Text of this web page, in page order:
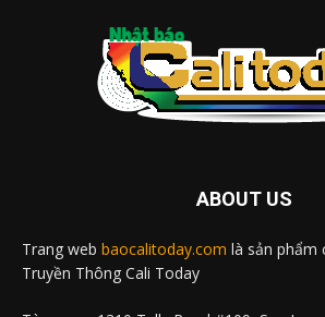
ABOUT US
Trang web baocalitoday.com là sản phẩm
Truyền Thông Cali Today